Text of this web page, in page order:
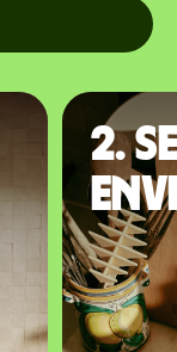
2.